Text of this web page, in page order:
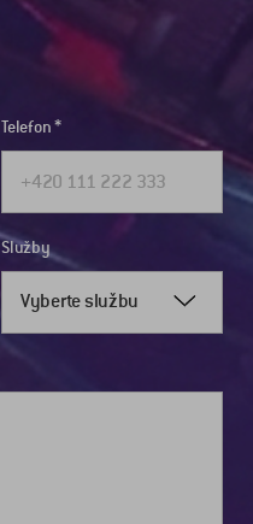
Telefon
Služby
Vyberte službu